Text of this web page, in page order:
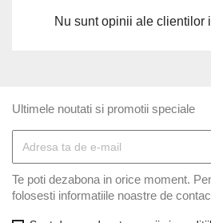
Nu sunt opinii ale clientilor
Ultimele noutati si promotii speciale
Te poti dezabona in orice moment.
folosesti informatiile noastre de